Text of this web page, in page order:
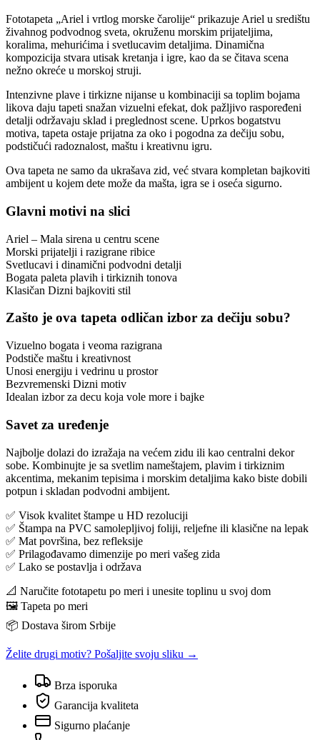
Fototapeta „Ariel i vrtlog morske čarolije“ prikazuje Ariel u središtu
živahnog podvodnog sveta, okruženu morskim prijateljima,
koralima, mehurićima i svetlucavim detaljima. Dinamična
kompozicija stvara utisak kretanja i igre, kao da se čitava scena
nežno okreće u morskoj struji.
Intenzivne plave i tirkizne nijanse u kombinaciji sa toplim bojama
likova daju tapeti snažan vizuelni efekat, dok pažljivo raspoređeni
detalji održavaju sklad i preglednost scene. Uprkos bogatstvu
motiva, tapeta ostaje prijatna za oko i pogodna za dečiju sobu,
podstičući radoznalost, maštu i kreativnu igru.
Ova tapeta ne samo da ukrašava zid, već stvara kompletan bajkoviti
ambijent u kojem dete može da mašta, igra se i oseća sigurno.
Glavni motivi na slici
Ariel – Mala sirena u centru scene
Morski prijatelji i razigrane ribice
Svetlucavi i dinamični podvodni detalji
Bogata paleta plavih i tirkiznih tonova
Klasičan Dizni bajkoviti stil
Zašto je ova tapeta odličan izbor za dečiju sobu?
Vizuelno bogata i veoma razigrana
Podstiče maštu i kreativnost
Unosi energiju i vedrinu u prostor
Bezvremenski Dizni motiv
Idealan izbor za decu koja vole more i bajke
Savet za uređenje
Najbolje dolazi do izražaja na većem zidu ili kao centralni dekor
sobe. Kombinujte je sa svetlim nameštajem, plavim i tirkiznim
akcentima, mekanim tepisima i morskim detaljima kako biste dobili
potpun i skladan podvodni ambijent.
✅ Visok kvalitet štampe u HD rezoluciji
✅ Štampa na PVC samolepljivoj foliji, reljefne ili klasične na lepak
✅ Mat površina, bez refleksije
✅ Prilagođavamo dimenzije po meri vašeg zida
✅ Lako se postavlja i održava
📐 Naručite fototapetu po meri i unesite toplinu u svoj dom
🖼️ Tapeta po meri
📦 Dostava širom Srbije
Želite drugi motiv? Pošaljite svoju sliku →
Brza isporuka
Garancija kvaliteta
Sigurno plaćanje